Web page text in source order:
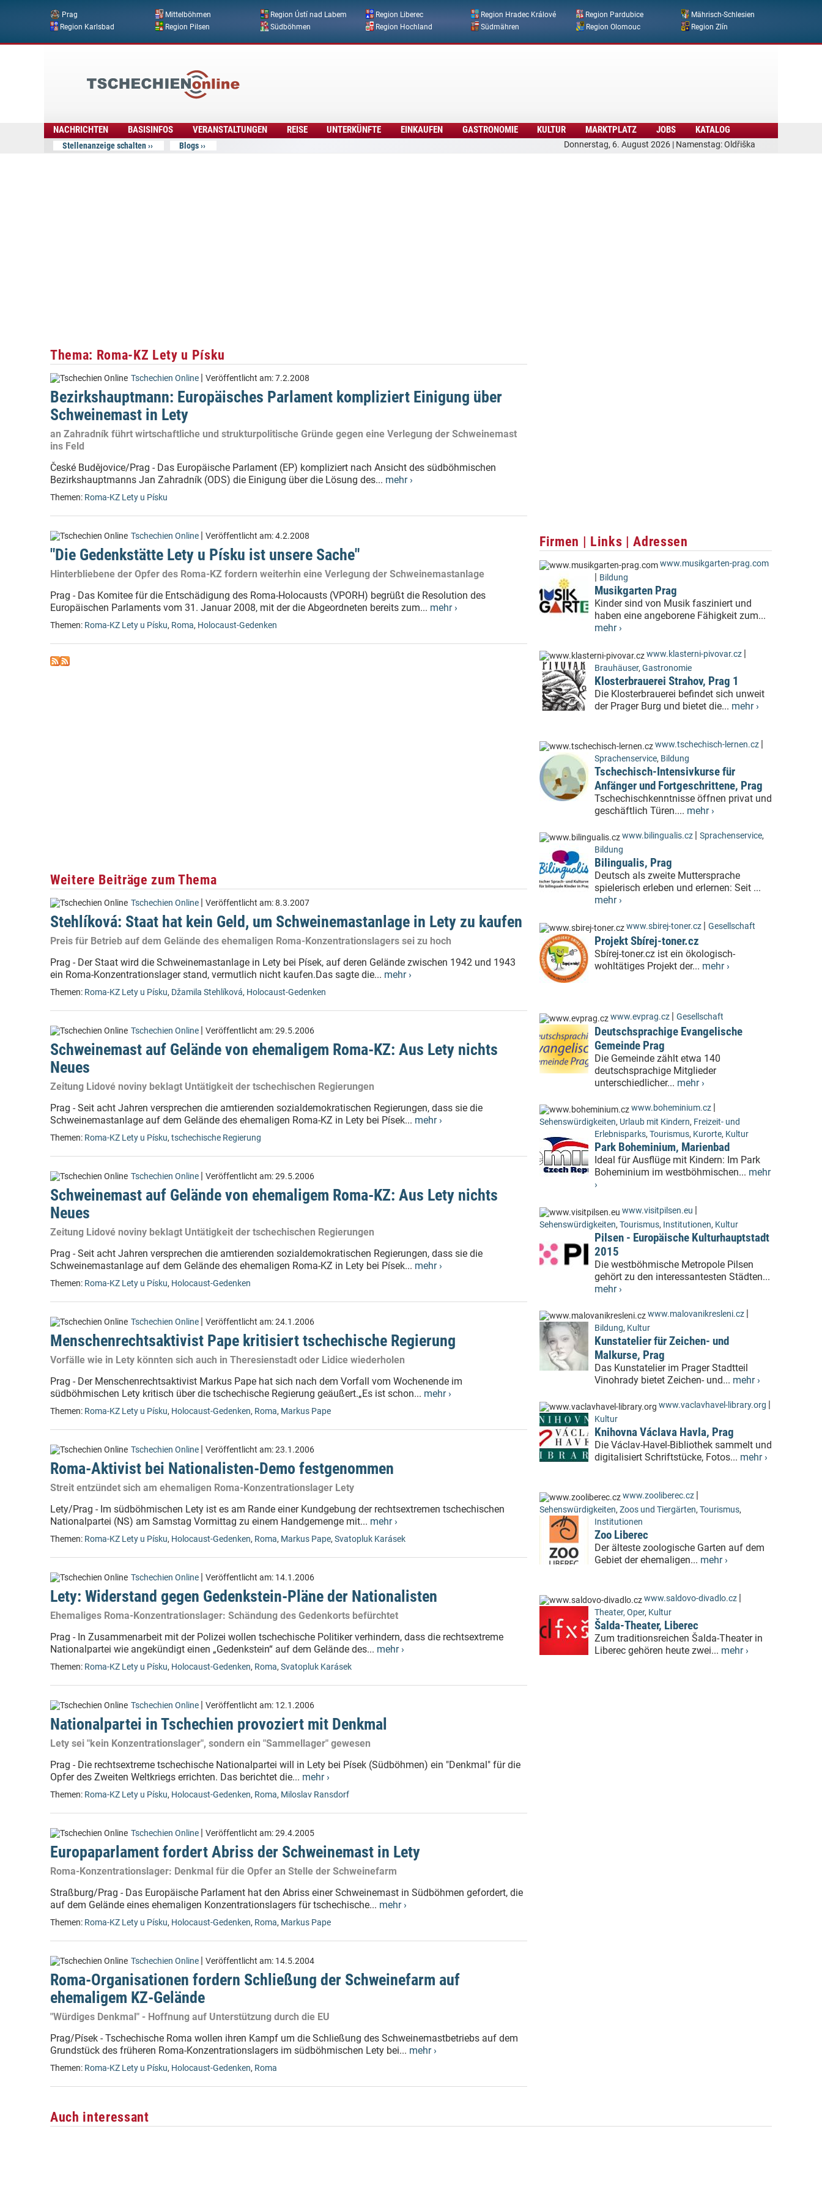
Direkt zum Inhalt
Prag Mittelböhmen Region Ústí nad Labem Region Liberec Region Hradec Králové Region Pardubice
Mährisch-Schlesien
Region Karlsbad
Region Pilsen Südböhmen Region Hochland Südmähren Region Olomouc Region Zlín
Donnerstag, 6. August 2026 | Namenstag: Oldřiška
Online
NACHRICHTEN BASISINFOS VERANSTALTUNGEN REISE UNTERKÜNFTE EINKAUFEN GASTRONOMIE KULTUR MARKTPLATZ JOBS KATALOG
Stellenanzeige schalten Blogs
Thema: Roma-KZ Lety u Písku
Tschechien Online | Veröffentlicht am:7.2.2008
Bezirkshauptmann: Europäisches Parlament kompliziert Einigung über
Schweinemast in Lety
an Zahradník führt wirtschaftliche und strukturpolitische Gründe gegen eine Verlegung der Schweinemast
ins Feld
České Budějovice/Prag - Das Europäische Parlament (EP) kompliziert nach Ansicht des südböhmischen
Bezirkshauptmanns Jan Zahradník (ODS) die Einigung über die Lösung des... mehr ›
Themen: Roma-KZ Lety u Písku
Tschechien Online | Veröffentlicht am:4.2.2008
"Die Gedenkstätte Lety u Písku ist unsere Sache"
Hinterbliebene der Opfer des Roma-KZ fordern weiterhin eine Verlegung der Schweinemastanlage
Prag - Das Komitee für die Entschädigung des Roma-Holocausts (VPORH) begrüßt die Resolution des
Europäischen Parlaments vom 31. Januar 2008, mit der die Abgeordneten bereits zum... mehr ›
Themen: Roma-KZ Lety u Písku, Roma, Holocaust-Gedenken
Weitere Beiträge zum Thema
Tschechien Online | Veröffentlicht am:8.3.2007
Stehlíková: Staat hat kein Geld, um Schweinemastanlage in Lety zu kaufen
Preis für Betrieb auf dem Gelände des ehemaligen Roma-Konzentrationslagers sei zu hoch
Prag - Der Staat wird die Schweinemastanlage in Lety bei Písek, auf deren Gelände zwischen 1942 und 1943
ein Roma-Konzentrationslager stand, vermutlich nicht kaufen.Das sagte die... mehr ›
Themen: Roma-KZ Lety u Písku, Džamila Stehlíková, Holocaust-Gedenken
Tschechien Online | Veröffentlicht am:29.5.2006
Schweinemast auf Gelände von ehemaligem Roma-KZ: Aus Lety nichts
Neues
Zeitung Lidové noviny beklagt Untätigkeit der tschechischen Regierungen
Prag - Seit acht Jahren versprechen die amtierenden sozialdemokratischen Regierungen, dass sie die
Schweinemastanlage auf dem Gelände des ehemaligen Roma-KZ in Lety bei Písek... mehr ›
Themen: Roma-KZ Lety u Písku, tschechische Regierung
Tschechien Online | Veröffentlicht am:29.5.2006
Schweinemast auf Gelände von ehemaligem Roma-KZ: Aus Lety nichts
Neues
Zeitung Lidové noviny beklagt Untätigkeit der tschechischen Regierungen
Prag - Seit acht Jahren versprechen die amtierenden sozialdemokratischen Regierungen, dass sie die
Schweinemastanlage auf dem Gelände des ehemaligen Roma-KZ in Lety bei Písek... mehr ›
Themen: Roma-KZ Lety u Písku, Holocaust-Gedenken
Tschechien Online | Veröffentlicht am:24.1.2006
Menschenrechtsaktivist Pape kritisiert tschechische Regierung
Vorfälle wie in Lety könnten sich auch in Theresienstadt oder Lidice wiederholen
Prag - Der Menschenrechtsaktivist Markus Pape hat sich nach dem Vorfall vom Wochenende im
südböhmischen Lety kritisch über die tschechische Regierung geäußert.„Es ist schon... mehr ›
Themen: Roma-KZ Lety u Písku, Holocaust-Gedenken, Roma, Markus Pape
Tschechien Online | Veröffentlicht am:23.1.2006
Roma-Aktivist bei Nationalisten-Demo festgenommen
Streit entzündet sich am ehemaligen Roma-Konzentrationslager Lety
Lety/Prag - Im südböhmischen Lety ist es am Rande einer Kundgebung der rechtsextremen tschechischen
Nationalpartei (NS) am Samstag Vormittag zu einem Handgemenge mit... mehr ›
Themen: Roma-KZ Lety u Písku, Holocaust-Gedenken, Roma, Markus Pape, Svatopluk Karásek
Tschechien Online | Veröffentlicht am: 14.1.2006
Lety: Widerstand gegen Gedenkstein-Pläne der Nationalisten
Ehemaliges Roma-Konzentrationslager: Schändung des Gedenkorts befürchtet
Prag - In Zusammenarbeit mit der Polizei wollen tschechische Politiker verhindern, dass die rechtsextreme
Nationalpartei wie angekündigt einen „Gedenkstein“ auf dem Gelände des... mehr ›
Themen: Roma-KZ Lety u Písku, Holocaust-Gedenken, Roma, Svatopluk Karásek
Tschechien Online | Veröffentlicht am: 12.1.2006
Nationalpartei in Tschechien provoziert mit Denkmal
Lety sei "kein Konzentrationslager", sondern ein "Sammellager" gewesen
Prag - Die rechtsextreme tschechische Nationalpartei will in Lety bei Písek (Südböhmen) ein "Denkmal" für die
Opfer des Zweiten Weltkriegs errichten. Das berichtet die... mehr ›
Themen: Roma-KZ Lety u Písku, Holocaust-Gedenken, Roma, Miloslav Ransdorf
Tschechien Online | Veröffentlicht am:29.4.2005
Europaparlament fordert Abriss der Schweinemast in Lety
Roma-Konzentrationslager: Denkmal für die Opfer an Stelle der Schweinefarm
Straßburg/Prag - Das Europäische Parlament hat den Abriss einer Schweinemast in Südböhmen gefordert, die
auf dem Gelände eines ehemaligen Konzentrationslagers für tschechische... mehr ›
Themen: Roma-KZ Lety u Písku, Holocaust-Gedenken, Roma, Markus Pape
Tschechien Online | Veröffentlicht am: 14.5.2004
Roma-Organisationen fordern Schließung der Schweinefarm auf
ehemaligem KZ-Gelände
"Würdiges Denkmal" - Hoffnung auf Unterstützung durch die EU
Prag/Písek - Tschechische Roma wollen ihren Kampf um die Schließung des Schweinemastbetriebs auf dem
Grundstück des früheren Roma-Konzentrationslagers im südböhmischen Lety bei... mehr ›
Themen: Roma-KZ Lety u Písku, Holocaust-Gedenken, Roma
Firmen | Links | Adressen
www.musikgarten-prag.com
| Bildung
Musikgarten Prag
Kinder sind von Musik fasziniert und
haben eine angeborene Fähigkeit zum...
mehr ›
www.klasterni-pivovar.cz |
Brauhäuser, Gastronomie
Klosterbrauerei Strahov, Prag 1
Die Klosterbrauerei befindet sich unweit
der Prager Burg und bietet die... mehr ›
www.tschechisch-lernen.cz |
Sprachenservice, Bildung
Tschechisch-Intensivkurse für
Anfänger und Fortgeschrittene, Prag
Tschechischkenntnisse öffnen privat und
geschäftlich Türen.... mehr ›
www.bilingualis.cz | Sprachenservice,
Bildung
Bilingualis, Prag
Deutsch als zweite Muttersprache
spielerisch erleben und erlernen: Seit ...
mehr ›
www.sbirej-toner.cz | Gesellschaft
Projekt Sbírej-toner.cz
Sbírej-toner.cz ist ein ökologisch-
wohltätiges Projekt der... mehr ›
www.evprag.cz | Gesellschaft
Deutschsprachige Evangelische
Gemeinde Prag
Die Gemeinde zählt etwa 140
deutschsprachige Mitglieder
unterschiedlicher... mehr ›
www.boheminium.cz |
Sehenswürdigkeiten, Urlaub mit Kindern, Freizeit- und
Erlebnisparks, Tourismus, Kurorte, Kultur
Park Boheminium, Marienbad
Ideal für Ausflüge mit Kindern: Im Park
Boheminium im westböhmischen... mehr
›
www.visitpilsen.eu |
Sehenswürdigkeiten, Tourismus, Institutionen, Kultur
Pilsen - Europäische Kulturhauptstadt
2015
Die westböhmische Metropole Pilsen
gehört zu den interessantesten Städten...
mehr ›
www.malovanikresleni.cz |
Bildung, Kultur
Kunstatelier für Zeichen- und
Malkurse, Prag
Das Kunstatelier im Prager Stadtteil
Vinohrady bietet Zeichen- und... mehr ›
www.vaclavhavel-library.org |
Kultur
Knihovna Václava Havla, Prag
Die Václav-Havel-Bibliothek sammelt und
digitalisiert Schriftstücke, Fotos... mehr ›
www.zooliberec.cz |
Sehenswürdigkeiten, Zoos und Tiergärten, Tourismus,
Institutionen
Zoo Liberec
Der älteste zoologische Garten auf dem
Gebiet der ehemaligen... mehr ›
www.saldovo-divadlo.cz |
Theater, Oper, Kultur
Šalda-Theater, Liberec
Zum traditionsreichen Šalda-Theater in
Liberec gehören heute zwei... mehr ›
Auch interessant